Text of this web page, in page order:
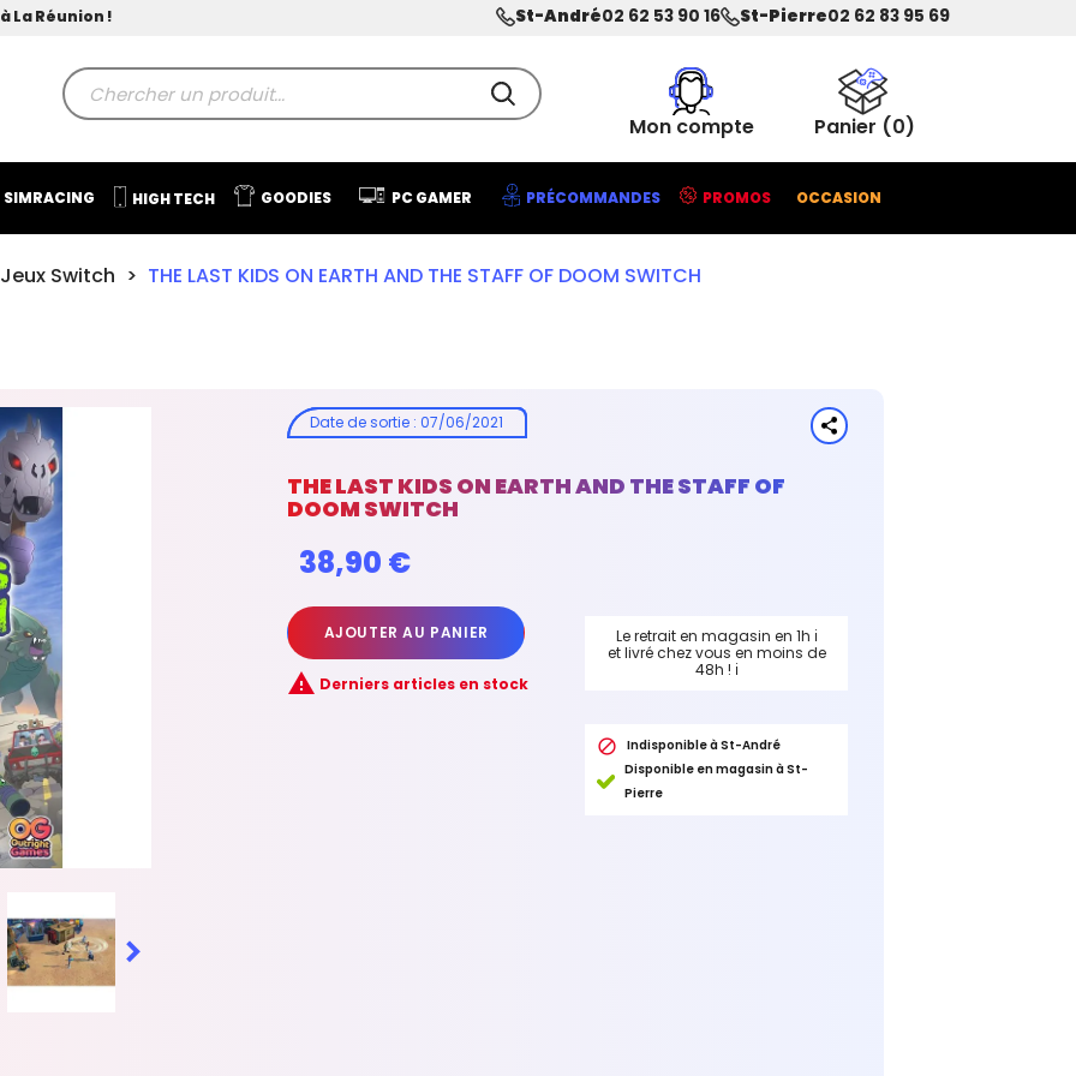
La Réunion ! St-André02 62 53 90 16 St-Pierre02 62 83 95 69
Mon compte Panier (0)
SIMRACING HIGH TECH GOODIES PC GAMER PRÉCOMMANDES PROMOS OCCASION
Jeux Switch THE LAST KIDS ON EARTH AND THE STAFF OF DOOM SWITCH

Date de sortie :07/06/2021
THE LAST KIDS ON EARTH AND THE STAFF OF
DOOM SWITCH
38,90 €
AJOUTER AU PANIER
 Derniers articles en stock
Le retrait en magasin en 1h ℹ
et livré chez vous en moins de
48h ! ℹ

Indisponible à St-André
Disponible en magasin à St-
Pierre